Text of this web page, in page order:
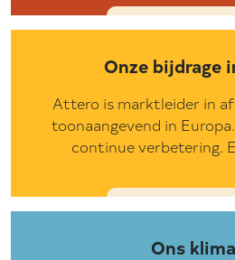
Onze bijdrage
Attero is marktleider in
toonaangevend in
continue verbetering.
Ons